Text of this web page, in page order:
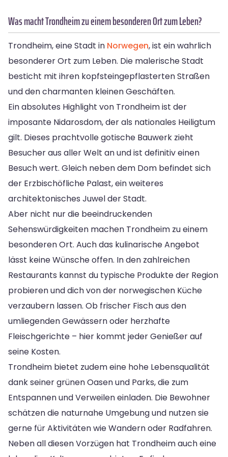
Was macht Trondheim zu einem besonderen Ort zum Leben?
Trondheim, eine Stadt in Norwegen, ist ein wahrlich
besonderer Ort zum Leben. Die malerische Stadt
besticht mit ihren kopfsteingepflasterten Straßen
und den charmanten kleinen Geschäften.
Ein absolutes Highlight von Trondheim ist der
imposante Nidarosdom, der als nationales Heiligtum
gilt. Dieses prachtvolle gotische Bauwerk zieht
Besucher aus aller Welt an und ist definitiv einen
Besuch wert. Gleich neben dem Dom befindet sich
der Erzbischöfliche Palast, ein weiteres
architektonisches Juwel der Stadt.
Aber nicht nur die beeindruckenden
Sehenswürdigkeiten machen Trondheim zu einem
besonderen Ort. Auch das kulinarische Angebot
lässt keine Wünsche offen. In den zahlreichen
Restaurants kannst du typische Produkte der Region
probieren und dich von der norwegischen Küche
verzaubern lassen. Ob frischer Fisch aus den
umliegenden Gewässern oder herzhafte
Fleischgerichte – hier kommt jeder Genießer auf
seine Kosten.
Trondheim bietet zudem eine hohe Lebensqualität
dank seiner grünen Oasen und Parks, die zum
Entspannen und Verweilen einladen. Die Bewohner
schätzen die naturnahe Umgebung und nutzen sie
gerne für Aktivitäten wie Wandern oder Radfahren.
Neben all diesen Vorzügen hat Trondheim auch eine